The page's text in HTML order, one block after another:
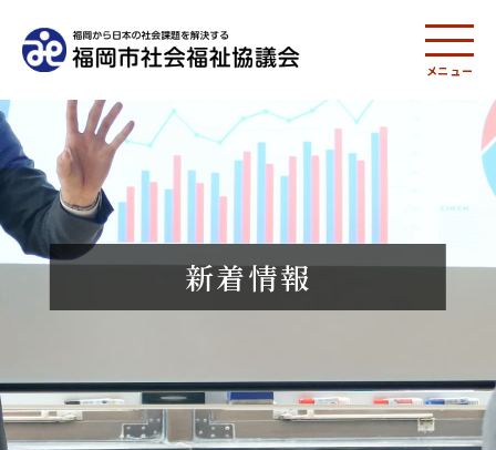
メニュー
新着情報